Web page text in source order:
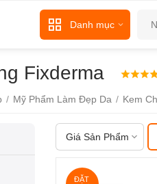
Danh mục
Fixderma
/ Mỹ Phẩm Làm Đẹp Da / Kem
Giá Sản Phẩm
ĐẶT